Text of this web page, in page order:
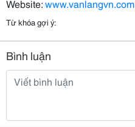
Website:www.vanlangvn.com
Từ khóa gợi ý:
Bình luận